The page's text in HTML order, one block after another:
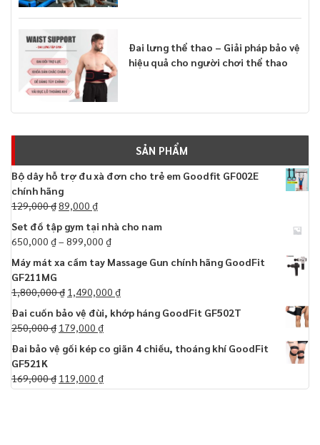
Đai lưng thể thao – Giải pháp bảo vệ
hiệu quả cho người chơi thể thao
SẢN PHẨM
Bộ dây hỗ trợ đu xà đơn cho trẻ em Goodfit GF002E
chính hãng
129,000₫89,000 ₫
Set đồ tập gym tại nhà cho nam
650,000 ₫– 899,000 ₫
Máy mát xa cầm tay Massage Gun chính hãng GoodFit
GF211MG
1,800,000₫ 1,490,000 ₫
Đai cuốn bảo vệ đùi, khớp háng GoodFit GF502T
250,000₫ 179,000 ₫
Đai bảo vệ gối kép co giãn 4 chiều, thoáng khí GoodFit
GF521K
169,000₫ 119,000 ₫